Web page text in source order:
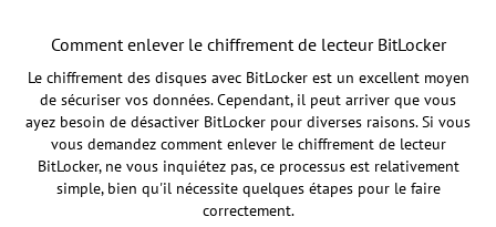
Comment enlever le chiffrement de lecteur BitLocker
Le chiffrement des disques avec BitLocker est un excellent moyen
de sécuriser vos données. Cependant, il peut arriver que vous
ayez besoin de désactiver BitLocker pour diverses raisons. Si vous
vous demandez comment enlever le chiffrement de lecteur
BitLocker, ne vous inquiétez pas, ce processus est relativement
simple, bien qu'il nécessite quelques étapes pour le faire
correctement.